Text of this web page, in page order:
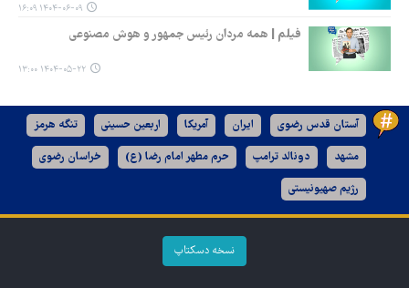
۱۴۰۴-۰۶-۰۹ ۱۶:۰۹
فیلم | همه مردان رئیس جمهور و هوش مصنوعی
۱۴۰۴-۰۵-۲۲ ۱۳:۰۰
آستان قدس رضوی ایران آمریکا اربعین حسینی تنگه هرمز
مشهد دونالد ترامپ حرم مطهر امام رضا (ع) خراسان رضوی
رژیم صهیونیستی
نسخه دسکتاپ